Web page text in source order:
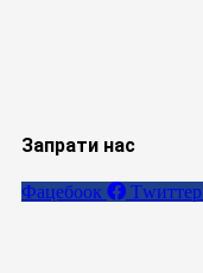
Запрати нас
Фацебоок Тwиттер